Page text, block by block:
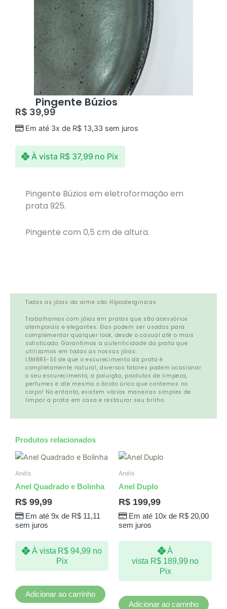
Pingente Búzios
R$ 39,99
Em até 3x de R$13,33sem juros
À vista R$37,99 no Pix
Pingente Búzios em eletroformação em
prata 925.
Pingente com 0,5 cm de altura.
Todas as jóias da aime são Hipoalerginicas
Trabalhamos com jóias em pratas que são acessórios
atemporais e elegantes. Elas podem ser usados para
complementar qualquer look, desde o casual até o mais
sofisticado. Garantimos a autenticidade da prata que
utilizamos em todas as nossas jóias.
LEMBRE-SE de que o escurecimento da prata é
completamente natural, diversos fatores podem ocasionar
o seu escurecimento, a poluição, produtos de limpeza,
perfumes e ate mesmo o ácido úrico que contemos no
corpo! No entanto, existem várias maneiras simples de
limpar a prata em casa e restaurar seu brilho.
Produtos relacionados
Anéis
Anel Quadrado e Bolinha
R$ 99,99
Em até 9x de R$11,11
sem juros
À vista R$ 94,99 no
Pix
Adicionar ao carrinho
Anéis
Anel Duplo
R$ 199,99
Em até 10x de R$20,00
sem juros
À
vista R$189,99 no
Pix
Adicionar ao carrinho